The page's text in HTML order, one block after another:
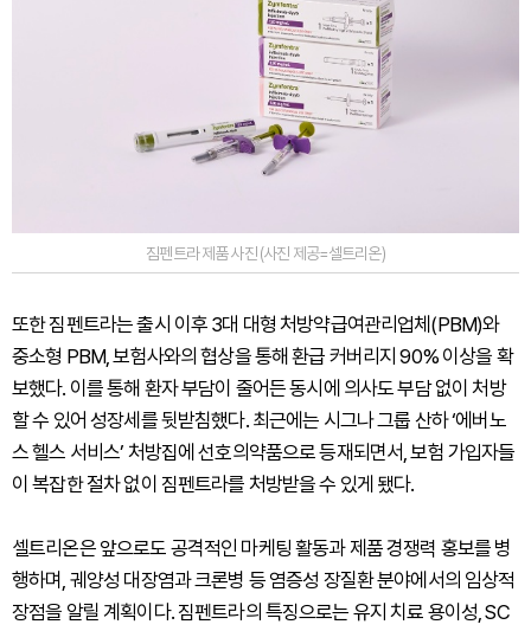
짐펜트라 제품 사진 (사진 제공=셀트리온)
또한 짐펜트라는 출시 이후 3대 대형 처방약급여관리업체(PBM)와
중소형 PBM, 보험사와의 협상을 통해 환급 커버리지 90% 이상을 확
보했다. 이를 통해 환자 부담이 줄어든 동시에 의사도 부담 없이 처방
할 수 있어 성장세를 뒷받침했다. 최근에는 시그나 그룹 산하 ‘에버노
스 헬스 서비스’ 처방집에 선호의약품으로 등재되면서, 보험 가입자들
이 복잡한 절차 없이 짐펜트라를 처방받을 수 있게 됐다.
셀트리온은 앞으로도 공격적인 마케팅 활동과 제품 경쟁력 홍보를 병
행하며, 궤양성 대장염과 크론병 등 염증성 장질환 분야에서의 임상적
장점을 알릴 계획이다. 짐펜트라의 특징으로는 유지 치료 용이성, SC